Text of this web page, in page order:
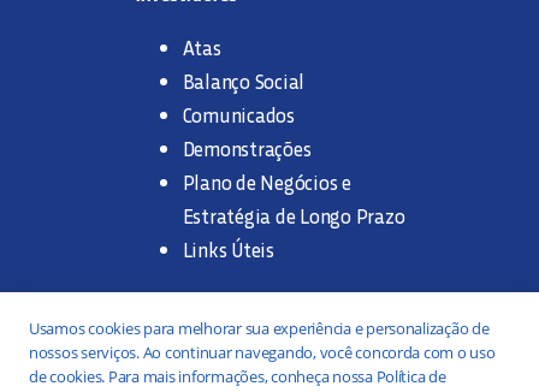
Atas
Balanço Social
Comunicados
Demonstrações
Plano de Negócios e
Estratégia de Longo Prazo
Links Úteis
Trabalhe na SANASA
Concurso Público
Usamos cookies para melhorar sua experiência e personalização de
nossos serviços. Ao continuar navegando, você concorda com o uso
de cookies. Para mais informações, conheça nossa Política de